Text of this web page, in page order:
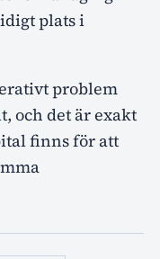
plats i
problem
och det är exakt
finns för att